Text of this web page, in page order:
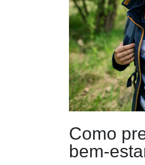
Como
bem-